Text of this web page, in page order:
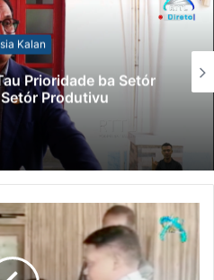
ba Setór